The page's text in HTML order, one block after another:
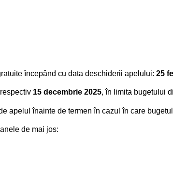
începând cu data deschiderii apelului: 25
15 decembrie 2025, în limita bugetului
apelul înainte de termen în cazul în care
de mai jos: